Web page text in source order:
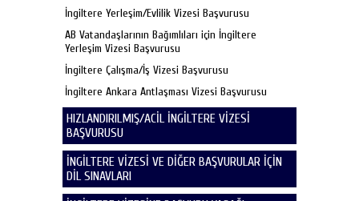
İngiltere Yerleşim/Evlilik Vizesi Başvurusu
AB Vatandaşlarının Bağımlıları için İngiltere
Yerleşim Vizesi Başvurusu
İngiltere Çalışma/İş Vizesi Başvurusu
İngiltere Ankara Antlaşması Vizesi Başvurusu
HIZLANDIRILMIŞ/ACİL İNGİLTERE VİZESİ
BAŞVURUSU
İNGİLTERE VİZESİ VE DİĞER BAŞVURULAR İÇİN
DİL SINAVLARI